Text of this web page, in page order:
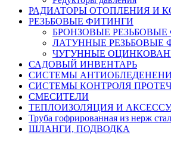
РАДИАТОРЫ ОТОПЛЕНИЯ И
РЕЗЬБОВЫЕ ФИТИНГИ
БРОНЗОВЫЕ
ЛАТУННЫЕ РЕЗЬБОВЫЕ
ЧУГУННЫЕ
САДОВЫЙ ИНВЕНТАРЬ
СИСТЕМЫ
СИСТЕМЫ КОНТРОЛЯ
СМЕСИТЕЛИ
ТЕПЛОИЗОЛЯЦИЯ И
Труба гофрированная из нерж
ШЛАНГИ, ПОДВОДКА